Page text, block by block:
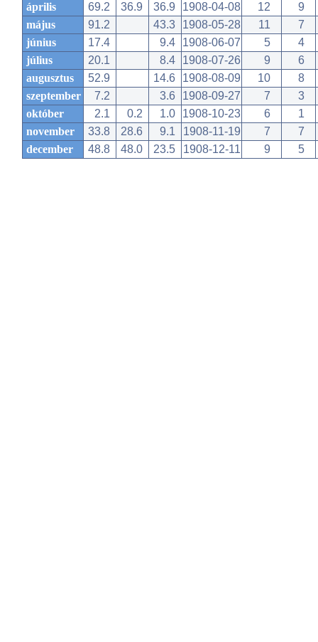
április
69.2 36.9 36.9 1908-04-08 12
9
május
91.2 43.3 1908-05-28 11
7
június
17.4 9.4 1908-06-07 5
4
július
20.1 8.4 1908-07-26 9
6
augusztus
52.9 14.6 1908-08-09 10
8
szeptember
7.2 3.6 1908-09-27 7
3
október
2.1 0.2 1.0 1908-10-23 6
1
november
33.8 28.6 9.1 1908-11-19 7
7
december
48.8 48.0 23.5 1908-12-11 9 5